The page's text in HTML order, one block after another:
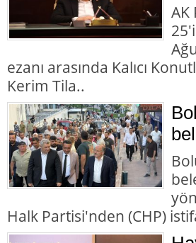
AK
ezanı arasında Kalıcı
Kerim Tila..
Halk Partisi'nden (CHP)